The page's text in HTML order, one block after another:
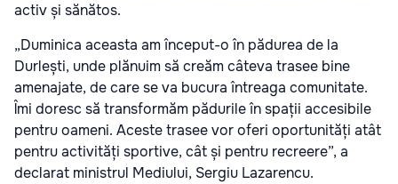
activ și sănătos.
„Duminica aceasta am început-o în pădurea de la
Durlești, unde plănuim să creăm câteva trasee bine
amenajate, de care se va bucura întreaga comunitate.
Îmi doresc să transformăm pădurile în spații accesibile
pentru oameni. Aceste trasee vor oferi oportunități atât
pentru activități sportive, cât și pentru recreere”, a
declarat ministrul Mediului, Sergiu Lazarencu.